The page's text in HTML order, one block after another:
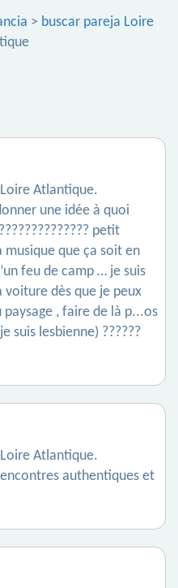
> buscar pareja Loire
Atlantique.
une idée à quoi
petit
musique que ça soit en
feu de camp … je suis
voiture dès que je peux
paysage , faire de là p...os
suis lesbienne) ??????
Atlantique.
authentiques et